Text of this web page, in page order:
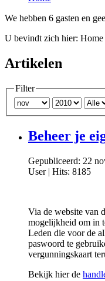
We hebben 6 gasten en
U bevindt zich hier: Home
Artikelen
Filter
Beheer je
Gepubliceerd: 22
User| Hits: 8185
Via de website van
mogelijkheid om in
Leden die voor de
paswoord te
vergunningskaart
Bekijk hier de